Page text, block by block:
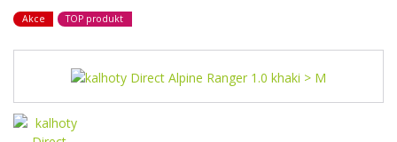
Akce TOP produkt